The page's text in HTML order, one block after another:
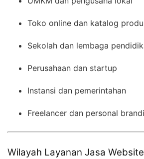
Toko online dan katalog
Sekolah dan lembaga
Perusahaan dan startup
Instansi dan pemerintahan
Freelancer dan personal
Wilayah Layanan Jasa